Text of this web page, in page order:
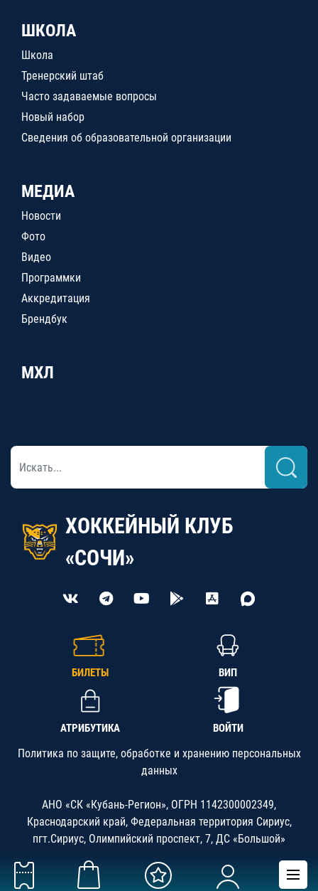
ШКОЛА
Школа
Тренерский штаб
Часто задаваемые вопросы
Новый набор
Сведения об образовательной организации
МЕДИА
Новости
Фото
Видео
Программки
Аккредитация
Брендбук
МХЛ
ХОККЕЙНЫЙ КЛУБ
«СОЧИ»
БИЛЕТЫ ВИП
АТРИБУТИКА ВОЙТИ
Политика по защите, обработке и хранению персональных
данных
АНО «СК «Кубань-Регион», ОГРН 1142300002349,
Краснодарский край, Федеральная территория Сириус,
пгт.Сириус, Олимпийский проспект, 7, ДС «Большой»